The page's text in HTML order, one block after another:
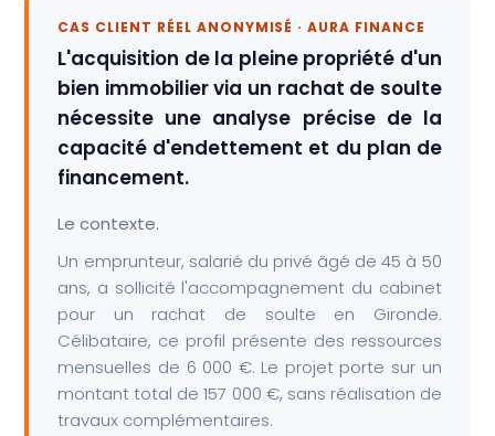
CAS CLIENT RÉEL ANONYMISÉ · AURA FINANCE
L'acquisition de la pleine propriété d'un
bien immobilier via un rachat de soulte
nécessite une analyse précise de la
capacité d'endettement et du plan de
financement.
Le contexte.
Un emprunteur, salarié du privé âgé de 45 à 50
ans, a sollicité l'accompagnement du cabinet
pour un rachat de soulte en Gironde.
Célibataire, ce profil présente des ressources
mensuelles de 6 000 €. Le projet porte sur un
montant total de 157 000 €, sans réalisation de
travaux complémentaires.